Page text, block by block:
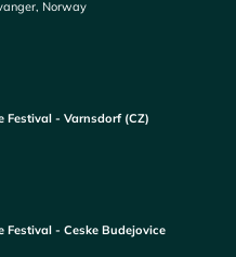
Norway
Festival - Varnsdorf (CZ)
Festival - Ceske Budejovice